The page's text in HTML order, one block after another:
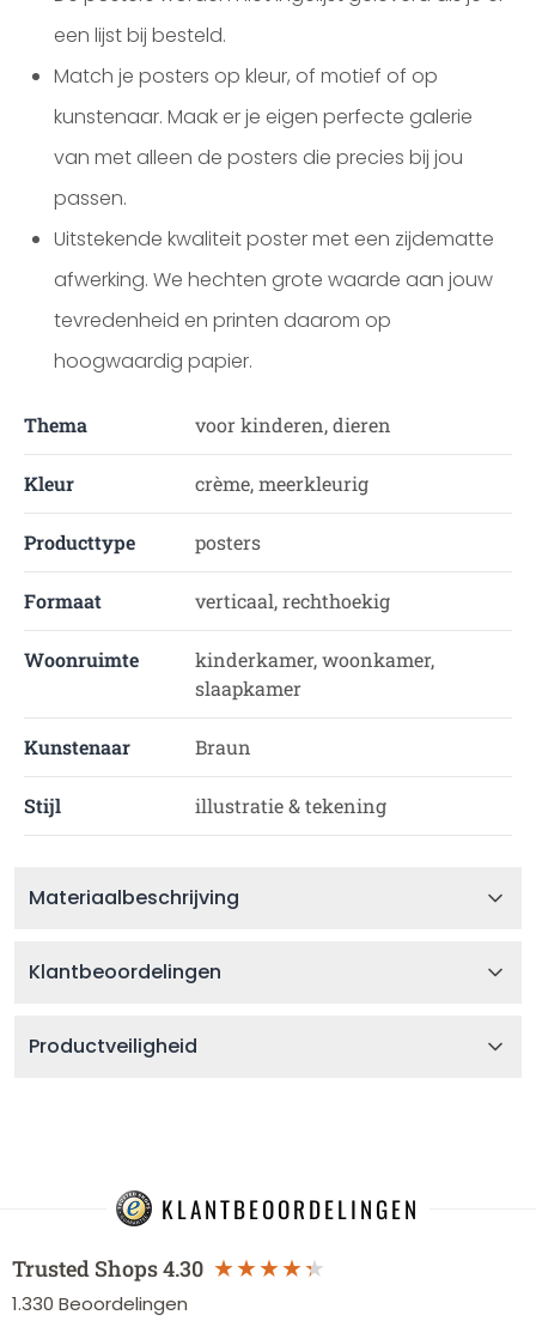
een lijst bij besteld.
Match je posters op kleur, of motief of op
kunstenaar. Maak er je eigen perfecte galerie
van met alleen de posters die precies bij jou
passen.
Uitstekende kwaliteit poster met een zijdematte
afwerking. We hechten grote waarde aan jouw
tevredenheid en printen daarom op
hoogwaardig papier.
Thema voor kinderen, dieren
Kleur crème, meerkleurig
Producttype posters
Formaat verticaal, rechthoekig
Woonruimte
kinderkamer, woonkamer,
slaapkamer
Kunstenaar Braun
Stijl illustratie & tekening
Materiaalbeschrijving
Klantbeoordelingen
Productveiligheid
KLANTBEOORDELINGEN
Trusted Shops4.30
1.330 Beoordelingen